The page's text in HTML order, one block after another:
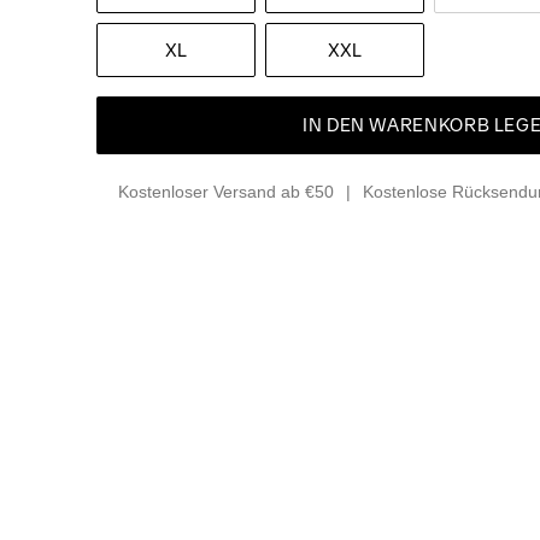
XL XXL
IN DEN WARENKORB
Kostenloser Versand ab €50 Kostenlose